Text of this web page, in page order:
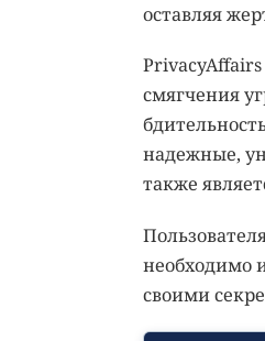
оставляя
смягчения
надежные,
также
необходимо
своими